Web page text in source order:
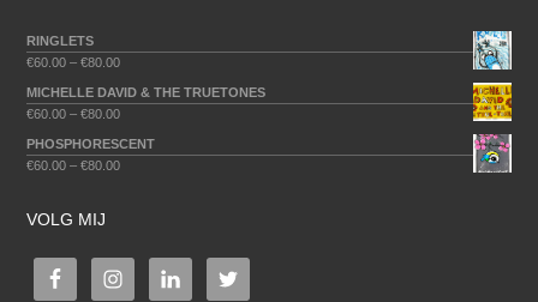
RINGLETS
€60.00 –€80.00
MICHELLE DAVID & THE TRUETONES
€60.00 –€80.00
PHOSPHORESCENT
€60.00 –€80.00
VOLG MIJ